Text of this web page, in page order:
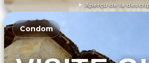
Aperçu de la
DÉCOUVRIR
Condom